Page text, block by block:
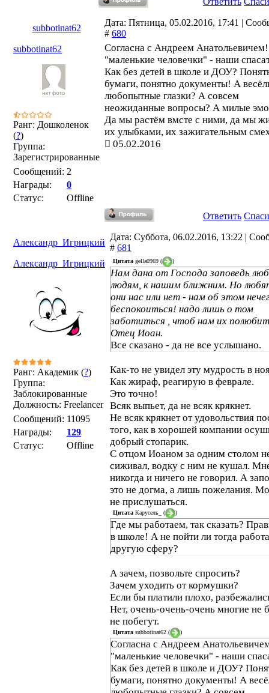
subbotinat62
Дата: Пятница, 05.02.2016, 17:41 |
# 680
subbotinat62
Ранг: Дошколенок
(?)
Группа:
Зарегистрированные
Сообщений: 2
Награды:
0
Статус:
Offline
Согласна с Андреем
"маленькие человечки" - наши
Как без детей в школе и ДОУ?
бумаги, понятно документы! А
любопытные глазки? А совсем
неожиданные вопросы? А милые
Да мы растём вмсте с ними, да мы
их улыбками, их зажигательным
05.02.2016
Ответить
Александр_Игрицкий
Дата: Суббота, 06.02.2016, 13:22 |
# 681
Александр_Игрицкий
Ранг: Академик (?)
Группа:
Заблокированные
Должность: Freelancer
Сообщений: 11095
Награды:
129
Статус:
Offline
Цитата gella0969 ( )
Нам дана от Господа заповедь
людям, к нашим ближним. Но
они нас или нет - нам об этом
беспокоиться! надо лишь о том
заботиться , чтоб нам их
Отец Иоан.
Все сказано - да не все услышано.
Как-то не увидел эту мудрость в
Как жираф, реагирую в феврале.
Это точно!
Всяк выпьет, да не всяк крякнет.
Не всяк крякнет от удовольствия
того, как в хорошей компании
добрый стопарик.
С отцом Иоаном за одним столом
сиживал, водку с ним не кушал.
никогда и ничего не говорил. А
это не догма, а лишь пожелания.
не прислушаться.
Цитата Карусель_ ( )
Где мы работаем, так сказать?
в школе! А не пойти ли тогда
другую сферу?
А зачем, позвольте спросить?
Зачем уходить от кормушки?
Если бы платили плохо,
Нет, очень-очень-очень многие не
не побегут.
Цитата subbotinat62 ( )
Согласна с Андреем
"маленькие человечки" - наши
Как без детей в школе и ДОУ?
бумаги, понятно документы! А